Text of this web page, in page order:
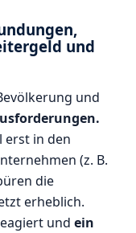
und
und
erst in den
(z. B.
die
erheblich.
undein